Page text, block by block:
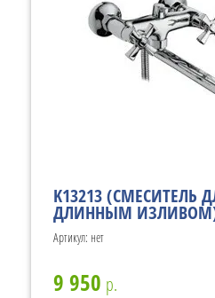
K13213 (СМЕСИТЕЛЬ
ДЛИННЫМ
Артикул: нет
9 950 р.